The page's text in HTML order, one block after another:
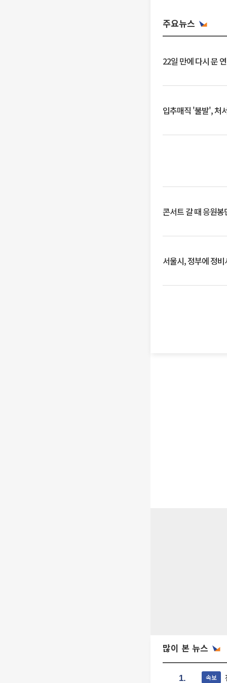
주요뉴스
22일 만에 다시 문
입추매직 '불발', 처
콘서트 갈 때 응원
서울시, 정부에 정
많이 본 뉴스
1. 속보